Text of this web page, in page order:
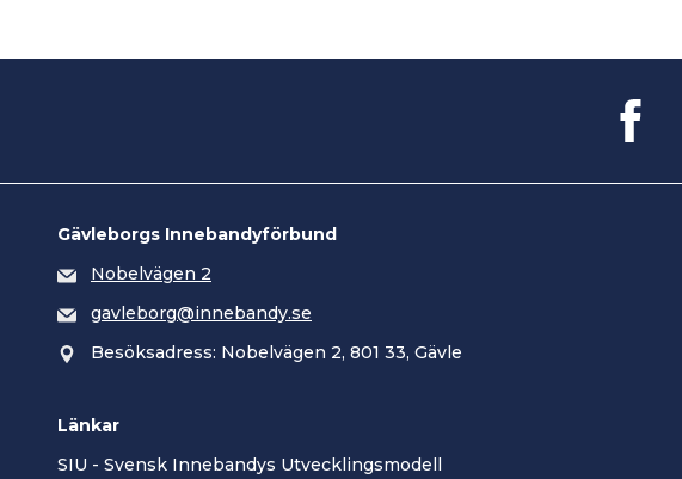
Gävleborgs Innebandyförbund
Nobelvägen 2
gavleborg@innebandy.se
Besöksadress: Nobelvägen 2, 801 33, Gävle
Länkar
SIU - Svensk Innebandys Utvecklingsmodell